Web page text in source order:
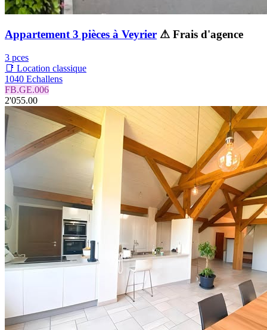
Appartement 3 pièces à Veyrier ⚠ Frais d'agence
3 pces
📑 Location classique
1040 Echallens
FB.GE.006
2'055.00